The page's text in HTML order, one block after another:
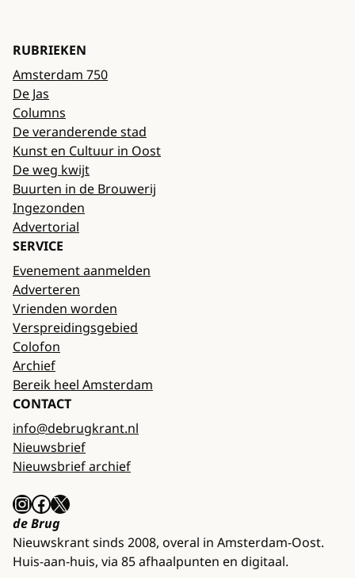
RUBRIEKEN
Amsterdam 750
De Jas
Columns
De veranderende stad
Kunst en Cultuur in Oost
De weg kwijt
Buurten in de Brouwerij
Ingezonden
Advertorial
SERVICE
Evenement aanmelden
Adverteren
Vrienden worden
Verspreidingsgebied
Colofon
Archief
Bereik heel Amsterdam
CONTACT
info@debrugkrant.nl
Nieuwsbrief
Nieuwsbrief archief
InstagramFacebook X
de Brug
Nieuwskrant sinds 2008, overal in Amsterdam-Oost.
Huis-aan-huis, via 85 afhaalpunten en digitaal.